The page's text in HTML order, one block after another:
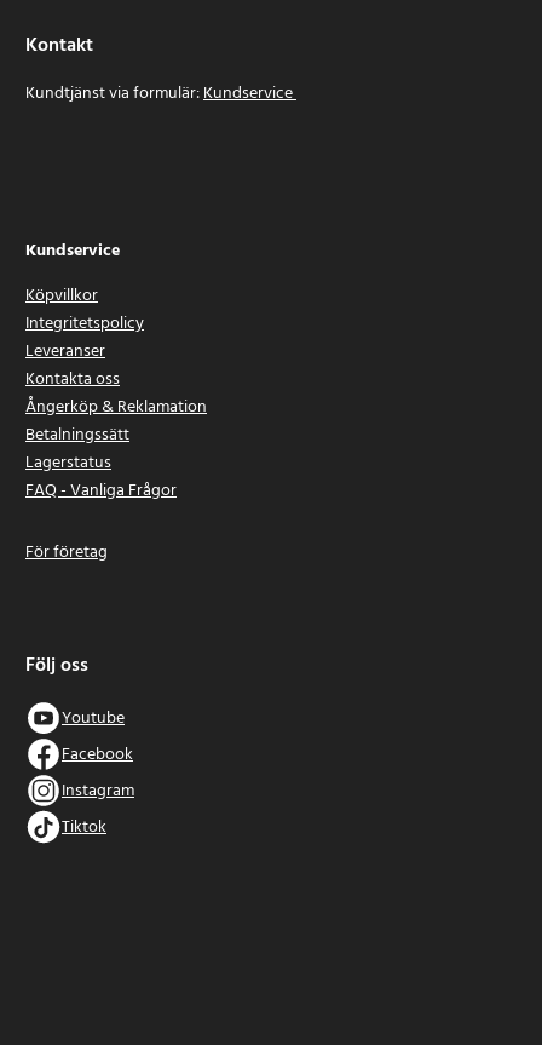
Kontakt
Kundtjänst via formulär:Kundservice
Kundservice
Köpvillkor
Integritetspolicy
Leveranser
Kontakta oss
Ångerköp & Reklamation
Betalningssätt
Lagerstatus
FAQ - Vanliga Frågor
För företag
Följ oss
Youtube
Facebook
Instagram
Tiktok